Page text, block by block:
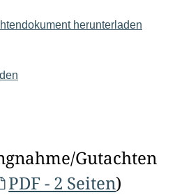
herunterladen
Gutachten
PDF - 2 Seiten)